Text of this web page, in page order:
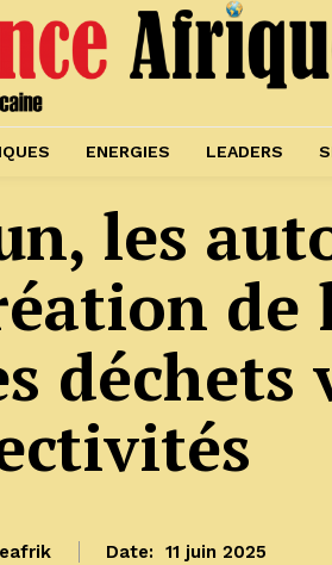
ENERGIES LEADERS
les
de
déchets
Date: 11 juin 2025